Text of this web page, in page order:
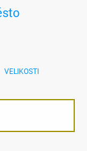
VELIKOSTI